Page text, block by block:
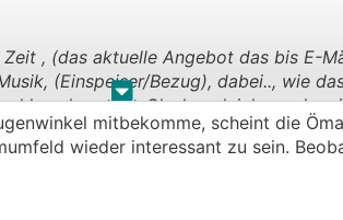
. .
, (das aktuelle Angebot das bis E-
(Einspeiser/Bezug), dabei.., wie
auch nur die Glaskugel, ich werde
mitbekomme, scheint die
wieder interessant zu sein.